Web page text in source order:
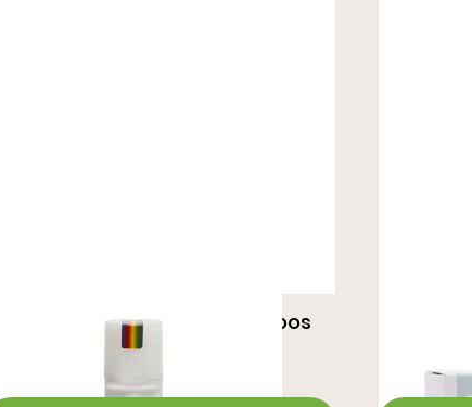
Velours/Nubuk 75ML - Kleurloos